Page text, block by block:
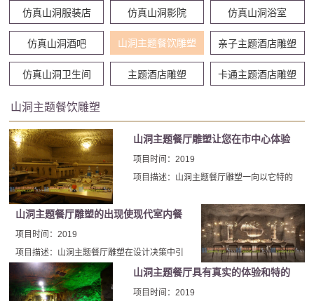
仿真山洞服装店 仿真山洞影院 仿真山洞浴室
仿真山洞酒吧 山洞主题餐饮雕塑 亲子主题酒店雕塑
仿真山洞卫生间 主题酒店雕塑 卡通主题酒店雕塑
山洞主题餐饮雕塑
山洞主题餐厅雕塑让您在市中心体验
原始山洞人的感觉
项目时间：2019
项目描述：山洞主题餐厅雕塑一向以它特的
装饰设计项目，俘获人们的喜爱。山洞主题
餐厅雕塑建造华丽，有着多样的技能和特的
山洞主题餐厅雕塑的出现使现代室内餐
厅装饰设计有了新的方向
项目时间：2019
项目描述：山洞主题餐厅雕塑在设计决策中引
入自然主义文化，使现代室内餐厅装饰设计有
了新的方向，整个设计脱颖而出。无论您是自
山洞主题餐厅具有真实的体验和特的
环境
项目时间：2019